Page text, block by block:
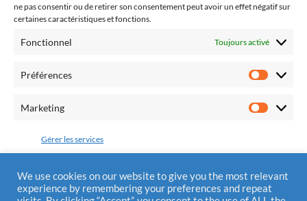
ne pas consentir ou de retirer son consentement peut avoir un effet négatif sur
certaines caractéristiques et fonctions.
Fonctionnel Toujours activé
Préférences
Marketing
Gérer les services
Accepter
Fédération Pro Europa Christiana
28170 St Sauveur Marville
Tél.: 0810 310 025
Mentions Légales
We use cookies on our website to give you the most relevant
experience by remembering your preferences and repeat